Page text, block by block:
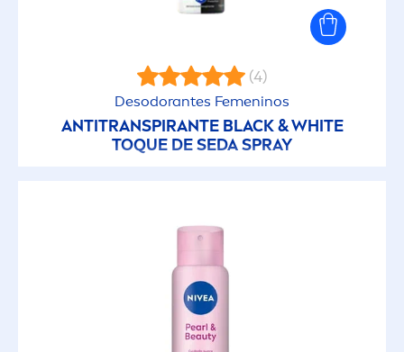
(4)
Desodorantes Femeninos
ANTITRANSPIRANTE BLACK&WHITE
TOQUE DE SEDA SPRAY